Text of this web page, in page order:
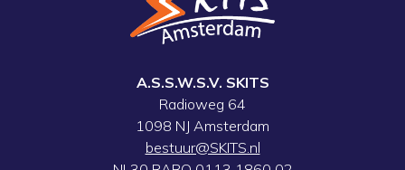
A.S.S.W.S.V. SKITS
Radioweg 64
1098 NJ Amsterdam
bestuur@SKITS.nl